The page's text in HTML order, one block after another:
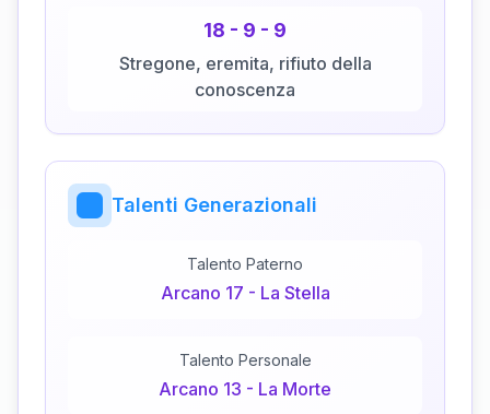
18 - 9 - 9
Stregone, eremita, rifiuto della
conoscenza
Talenti Generazionali
Talento Paterno
Arcano 17 - La Stella
Talento Personale
Arcano 13 - La Morte